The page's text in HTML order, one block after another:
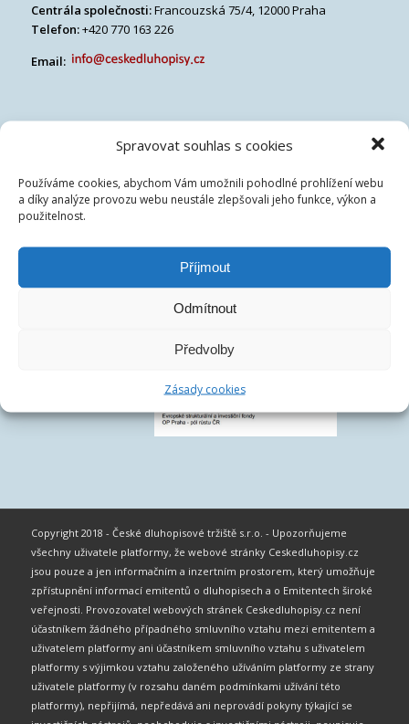
Spravovat souhlas s cookies
Používáme cookies, abychom Vám umožnili pohodlné prohlížení webu
a díky analýze provozu webu neustále zlepšovali jeho funkce, výkon a
použitelnost.
Příjmout
Odmítnout
Předvolby
Zásady cookies
Centrála společnosti:Francouzská 75/4, 12000 Praha
Telefon:+420 770 163 226
Email:
Copyright 2018 - České dluhopisové tržiště s.r.o. - Upozorňujeme
všechny uživatele platformy, že webové stránky Ceskedluhopisy.cz
jsou pouze a jen informačním a inzertním prostorem, který umožňuje
zpřístupnění informací emitentů o dluhopisech a o Emitentech široké
veřejnosti. Provozovatel webových stránek Ceskedluhopisy.cz není
účastníkem žádného případného smluvního vztahu mezi emitentem a
uživatelem platformy ani účastníkem smluvního vztahu s uživatelem
platformy s výjimkou vztahu založeného užíváním platformy ze strany
uživatele platformy (v rozsahu daném podmínkami užívání této
platformy), nepřijímá, nepředává ani neprovádí pokyny týkající se